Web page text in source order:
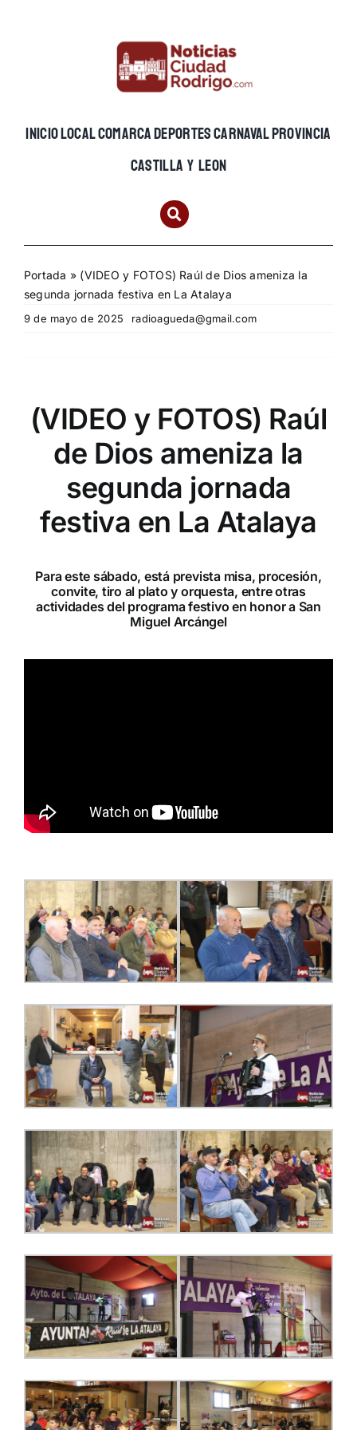
INICIOLOCALCOMARCADEPORTESCARNAVALPROVINCIA
CASTILLA Y LEON
Portada » (VIDEO y FOTOS) Raúl de Dios ameniza la
segunda jornada festiva en La Atalaya
9 de mayo de 2025 radioagueda@gmail.com
(VIDEO y FOTOS) Raúl
de Dios ameniza la
segunda jornada
festiva en La Atalaya
Para este sábado, está prevista misa, procesión,
convite, tiro al plato y orquesta, entre otras
actividades del programa festivo en honor a San
Miguel Arcángel